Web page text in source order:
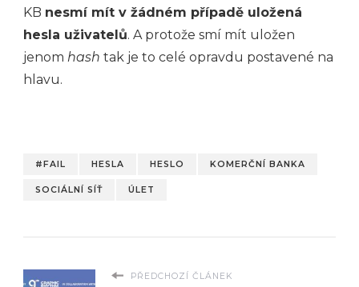
KB nesmí mít v žádném případě uložená
hesla uživatelů. A protože smí mít uložen
jenom hash tak je to celé opravdu postavené na
hlavu.
#FAIL HESLA HESLO KOMERČNÍ BANKA
SOCIÁLNÍ SÍŤ ÚLET
PŘEDCHOZÍ ČLÁNEK